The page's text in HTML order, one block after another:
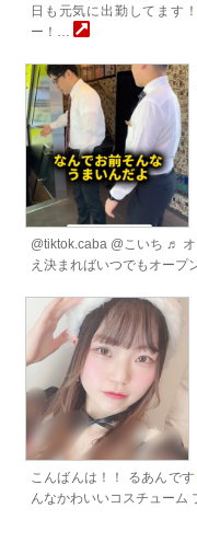
日も元気に出勤してます！
ー！…
@tiktok.caba @こいち ♬
え決まればいつでもオープ
こんばんは！！ るあんです
んなかわいいコスチューム